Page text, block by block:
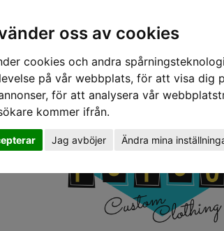
oss av cookies
cookies och andra
på vår webbplats, för att visa dig
för att analysera vår
kommer ifrån.
Jag avböjer Ändra mina